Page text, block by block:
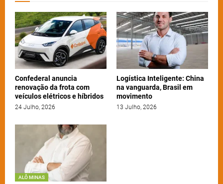
Confederal anuncia
renovação da frota com
veículos elétricos e híbridos
24 Julho, 2026
Logística Inteligente: China
na vanguarda, Brasil em
movimento
13 Julho, 2026
ALÔ MINAS